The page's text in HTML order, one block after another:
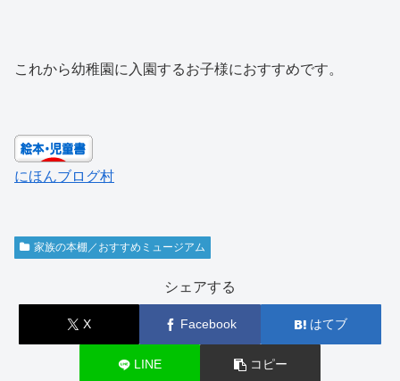
これから幼稚園に入園するお子様におすすめです。
にほんブログ村
家族の本棚／おすすめミュージアム
シェアする
X Facebook はてブ
LINE コピー